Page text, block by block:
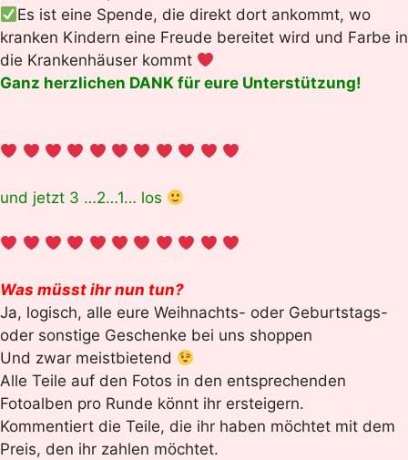
Es ist eine Spende, die direkt dort ankommt, wo
kranken Kindern eine Freude bereitet wird und Farbe in
die Krankenhäuser kommt
Ganz herzlichen DANK für eure Unterstützung!
und jetzt 3 …2…1… los
Was müsst ihr nun tun?
Ja, logisch, alle eure Weihnachts- oder Geburtstags-
oder sonstige Geschenke bei uns shoppen
Und zwar meistbietend
Alle Teile auf den Fotos in den entsprechenden
Fotoalben pro Runde könnt ihr ersteigern.
Kommentiert die Teile, die ihr haben möchtet mit dem
Preis, den ihr zahlen möchtet.